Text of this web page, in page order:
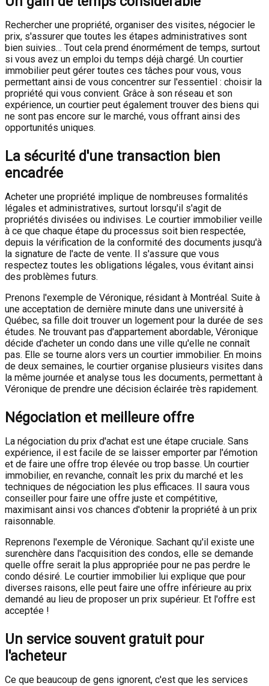
Rechercher une propriété, organiser des visites, négocier le
prix, s'assurer que toutes les étapes administratives sont
bien suivies… Tout cela prend énormément de temps, surtout
si vous avez un emploi du temps déjà chargé. Un courtier
immobilier peut gérer toutes ces tâches pour vous, vous
permettant ainsi de vous concentrer sur l'essentiel : choisir la
propriété qui vous convient. Grâce à son réseau et son
expérience, un courtier peut également trouver des biens qui
ne sont pas encore sur le marché, vous offrant ainsi des
opportunités uniques.
La sécurité d'une transaction bien
encadrée
Acheter une propriété implique de nombreuses formalités
légales et administratives, surtout lorsqu'il s'agit de
propriétés divisées ou indivises. Le courtier immobilier veille
à ce que chaque étape du processus soit bien respectée,
depuis la vérification de la conformité des documents jusqu'à
la signature de l'acte de vente. Il s'assure que vous
respectez toutes les obligations légales, vous évitant ainsi
des problèmes futurs.
Prenons l'exemple de Véronique, résidant à Montréal. Suite à
une acceptation de dernière minute dans une université à
Québec, sa fille doit trouver un logement pour la durée de ses
études. Ne trouvant pas d'appartement abordable, Véronique
décide d'acheter un condo dans une ville qu'elle ne connaît
pas. Elle se tourne alors vers un courtier immobilier. En moins
de deux semaines, le courtier organise plusieurs visites dans
la même journée et analyse tous les documents, permettant à
Véronique de prendre une décision éclairée très rapidement.
Négociation et meilleure offre
La négociation du prix d'achat est une étape cruciale. Sans
expérience, il est facile de se laisser emporter par l'émotion
et de faire une offre trop élevée ou trop basse. Un courtier
immobilier, en revanche, connaît les prix du marché et les
techniques de négociation les plus efficaces. Il saura vous
conseiller pour faire une offre juste et compétitive,
maximisant ainsi vos chances d'obtenir la propriété à un prix
raisonnable.
Reprenons l'exemple de Véronique. Sachant qu'il existe une
surenchère dans l'acquisition des condos, elle se demande
quelle offre serait la plus appropriée pour ne pas perdre le
condo désiré. Le courtier immobilier lui explique que pour
diverses raisons, elle peut faire une offre inférieure au prix
demandé au lieu de proposer un prix supérieur. Et l'offre est
acceptée !
Un service souvent gratuit pour
l'acheteur
Ce que beaucoup de gens ignorent, c'est que les services